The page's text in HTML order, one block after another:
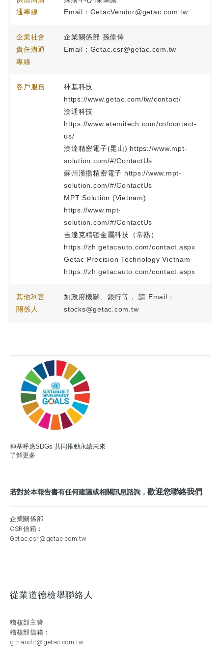
通專線
Email：GetacVendor@getac.com.tw
企業社會
責任溝通
專線
企業關係部 孫偉倖
Email：Getac.csr@getac.com.tw
客戶服務
神基科技
https://www.getac.com/tw/contact/
漢通科技
https://www.atemitech.com/cn/contact-
us/
漢達精密電子(昆山) https://www.mpt-
solution.com/#/ContactUs
蘇州漢揚精密電子 https://www.mpt-
solution.com/#/ContactUs
MPT Solution (Vietnam)
https://www.mpt-
solution.com/#/ContactUs
吉達克精密金屬科技（常熟）
https://zh.getacauto.com/contact.aspx
Getac Precision Technology Vietnam
https://zh.getacauto.com/contact.aspx
其他利害
關係人
如政府機關、銀行等， 請 Email：
stocks@getac.com.tw
神基呼應SDGs 共同推動永續未來
了解更多
若對於本報告書有任何建議或相關訊息諮詢， 歡迎您聯絡我們
企業關係部
CSR信箱：
Getac.csr@getac.com.tw
從業道德檢舉聯絡人
稽核部主管
稽核部信箱：
gthaudit@getac.com.tw